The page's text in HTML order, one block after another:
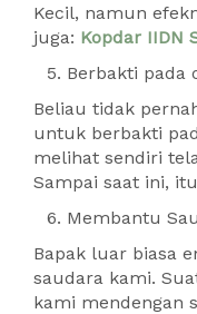
Kecil, namun
juga: Kopdar IIDN
Berbakti pada
Beliau tidak
untuk berbakti
melihat sendiri
Sampai saat ini, itu
Membantu
Bapak luar biasa
saudara kami.
kami mendengan